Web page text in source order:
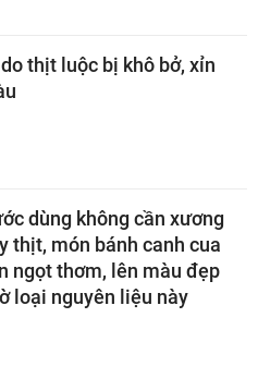
thịt luộc bị khô bở, xỉn
dùng không cần xương
thịt, món bánh canh cua
ngọt thơm, lên màu đẹp
loại nguyên liệu này